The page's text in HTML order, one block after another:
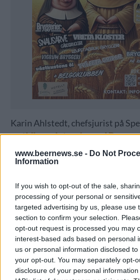
www.beernews.se - Do Not
Information
If you wish to opt-out of the sale,
processing of your personal or
targeted advertising by us, please use
section to confirm your selection.
opt-out request is processed you may
interest-based ads based on personal
us or personal information disclosed
your opt-out. You may separately opt-
disclosure of your personal
Karin Ahlstedt, chefsjurist på
en tidigare intervju med
bedömde att konsumenten inte
vilseledda när det gällde
genomsnittskonsumenten inte
varumärkena pekar på
tillverkningsorter, utan att de
fråga om varumärken.
Målgruppen för Beernews
genomförd av
just genomsnittskonsumenten